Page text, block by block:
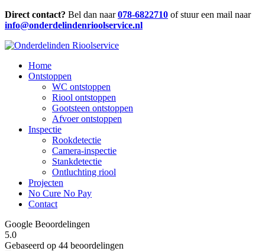
Direct contact? Bel dan naar078-6822710 of stuur een mail naar
info@onderdelindenrioolservice.nl
Home
Ontstoppen
WC ontstoppen
Riool ontstoppen
Gootsteen ontstoppen
Afvoer ontstoppen
Inspectie
Rookdetectie
Camera-inspectie
Stankdetectie
Ontluchting riool
Projecten
No Cure No Pay
Contact
Google Beoordelingen
5.0
Gebaseerd op 44 beoordelingen